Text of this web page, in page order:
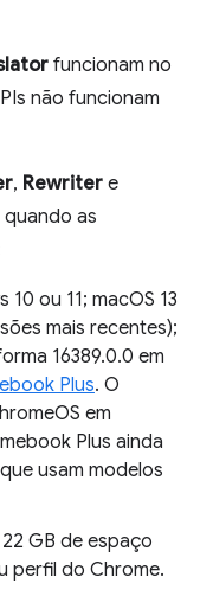
funcionam no
não funcionam
, Rewriter e
as
10 ou 11; macOS 13
mais recentes);
16389.0.0 em
Plus. O
em
Plus ainda
usam modelos
GB de espaço
perfil do Chrome.